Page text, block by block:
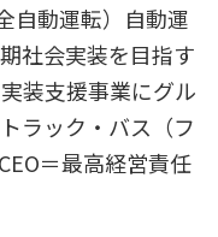
自動運転）自動運
社会実装を目指す
装支援事業にグル
ラック・バス（フ
＝最高経営責任